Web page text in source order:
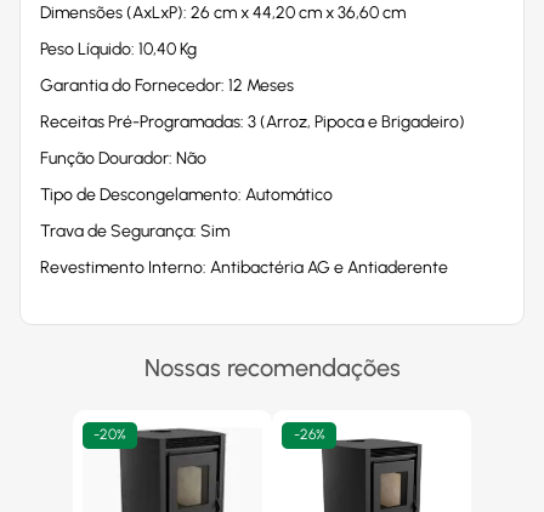
Dimensões (AxLxP): 26 cm x 44,20 cm x 36,60 cm
Peso Líquido: 10,40 Kg
Garantia do Fornecedor: 12 Meses
Receitas Pré-Programadas: 3 (Arroz, Pipoca e Brigadeiro)
Função Dourador: Não
Tipo de Descongelamento: Automático
Trava de Segurança: Sim
Revestimento Interno: Antibactéria AG e Antiaderente
Nossas recomendações
-20% -26%